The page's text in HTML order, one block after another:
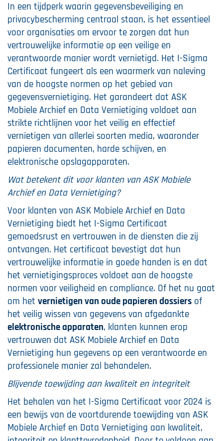
In een tijdperk waarin gegevensbeveiliging en
privacybescherming centraal staan, is het essentieel
voor organisaties om ervoor te zorgen dat hun
vertrouwelijke informatie op een veilige en
verantwoorde manier wordt vernietigd. Het I-Sigma
Certificaat fungeert als een waarmerk van naleving
van de hoogste normen op het gebied van
gegevensvernietiging. Het garandeert dat ASK
Mobiele Archief en Data Vernietiging voldoet aan
strikte richtlijnen voor het veilig en effectief
vernietigen van allerlei soorten media, waaronder
papieren documenten, harde schijven, en
elektronische opslagapparaten.
Wat betekent dit voor klanten van ASK Mobiele
Archief en Data Vernietiging?
Voor klanten van ASK Mobiele Archief en Data
Vernietiging biedt het I-Sigma Certificaat
gemoedsrust en vertrouwen in de diensten die zij
ontvangen. Het certificaat bevestigt dat hun
vertrouwelijke informatie in goede handen is en dat
het vernietigingsproces voldoet aan de hoogste
normen voor veiligheid en compliance. Of het nu gaat
om het vernietigen van oude papieren dossiers of
het veilig wissen van gegevens van afgedankte
elektronische apparaten, klanten kunnen erop
vertrouwen dat ASK Mobiele Archief en Data
Vernietiging hun gegevens op een verantwoorde en
professionele manier zal behandelen.
Blijvende toewijding aan kwaliteit en integriteit
Het behalen van het I-Sigma Certificaat voor 2024 is
een bewijs van de voortdurende toewijding van ASK
Mobiele Archief en Data Vernietiging aan kwaliteit,